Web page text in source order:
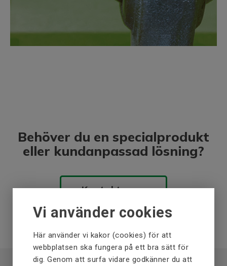
Vi använder cookies
Här använder vi kakor (cookies) för att
webbplatsen ska fungera på ett bra sätt för
dig. Genom att surfa vidare godkänner du att
Behöver du en specialprodukt
eller kundanpassad lösning?
Kontakta oss